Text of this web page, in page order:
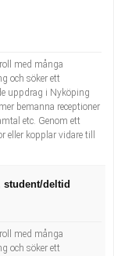
med många
och söker ett
uppdrag i Nyköping
bemanna receptioner
etc. Genom ett
eller kopplar vidare till
student/deltid
med många
och söker ett